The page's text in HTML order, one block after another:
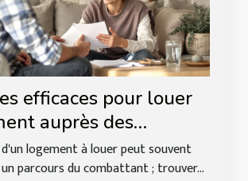
efficaces pour louer
auprès des
logement à louer peut souvent
parcours du combattant ; trouver...